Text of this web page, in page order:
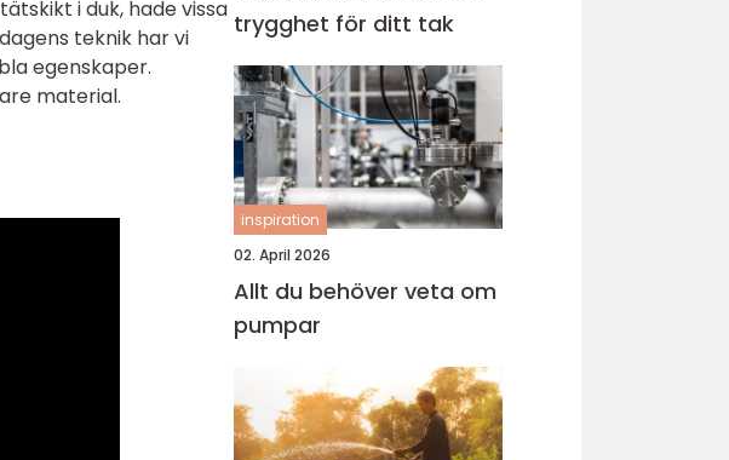
i duk, hade vissa
teknik har vi
egenskaper.
material.
trygghet för ditt tak
inspiration
02. April 2026
Allt du behöver veta om
pumpar